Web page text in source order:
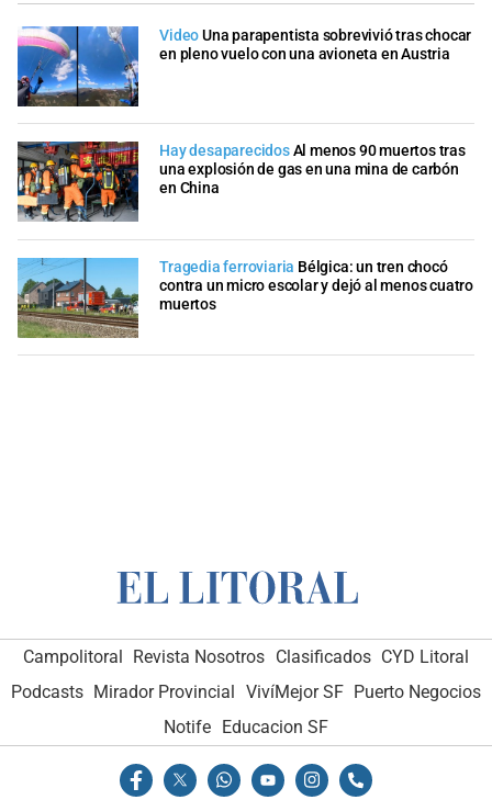
VideoUna parapentista sobrevivió tras chocar
en pleno vuelo con una avioneta en Austria
Hay desaparecidosAl menos 90 muertos tras
una explosión de gas en una mina de carbón
en China
Tragedia ferroviaria Bélgica: un tren chocó
contra un micro escolar y dejó al menos cuatro
muertos
Campolitoral Revista Nosotros Clasificados CYD Litoral
Podcasts Mirador Provincial VivíMejor SF Puerto Negocios
Notife Educacion SF